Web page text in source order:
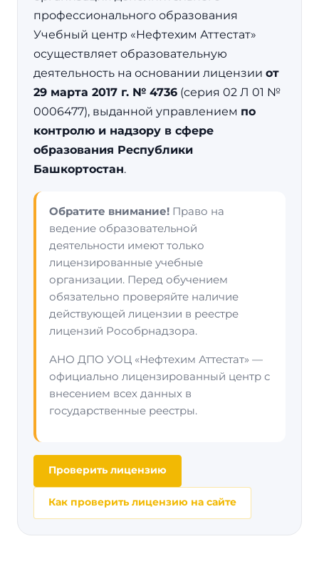
профессионального образования
Учебный центр «Нефтехим Аттестат»
осуществляет образовательную
деятельность на основании лицензии от
29 марта 2017 г. № 4736 (серия 02 Л 01 №
0006477), выданной управлением по
контролю и надзору в сфере
образования Республики
Башкортостан.
Обратите внимание! Право на
ведение образовательной
деятельности имеют только
лицензированные учебные
организации. Перед обучением
обязательно проверяйте наличие
действующей лицензии в реестре
лицензий Рособрнадзора.
АНО ДПО УОЦ «Нефтехим Аттестат» —
официально лицензированный центр с
внесением всех данных в
государственные реестры.
Проверить лицензию
Как проверить лицензию на сайте